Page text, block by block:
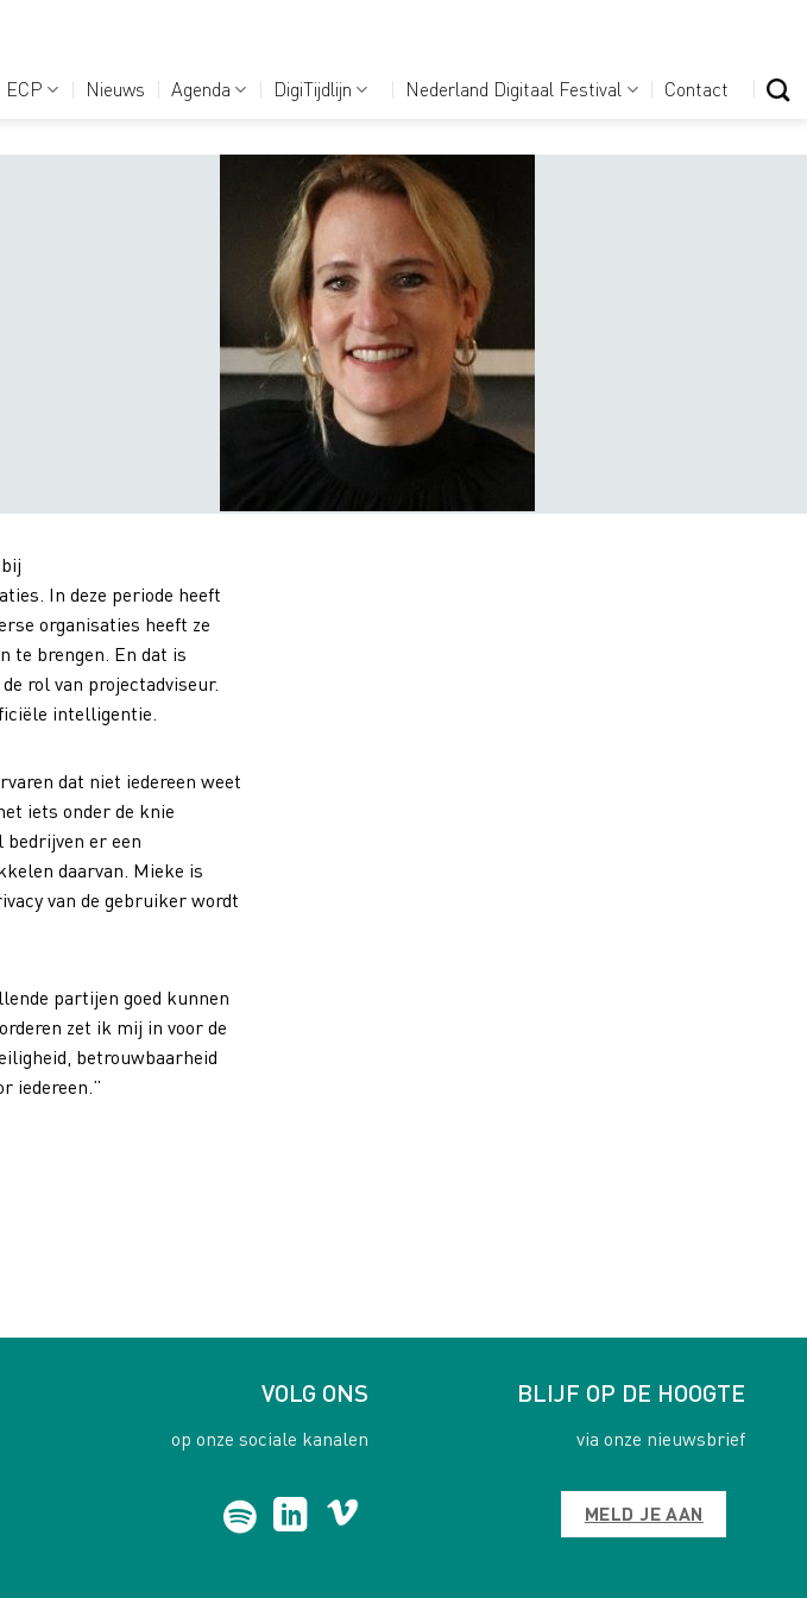
ECP Nieuws Agenda DigiTijdlijn Nederland Digitaal Festival Contact
. In deze periode heeft
organisaties heeft ze
te brengen. En dat is
rol van projectadviseur.
intelligentie.
dat niet iedereen weet
iets onder de knie
er een
daarvan . Mieke is
van de gebruiker wordt
partijen goed kunnen
zet ik mij in voor de
betrouwbaarheid
iedereen.”
VOLG ONS
op onze sociale kanalen
BLIJF OP DE HOOGTE
via onze nieuwsbrief
MELD JE AAN